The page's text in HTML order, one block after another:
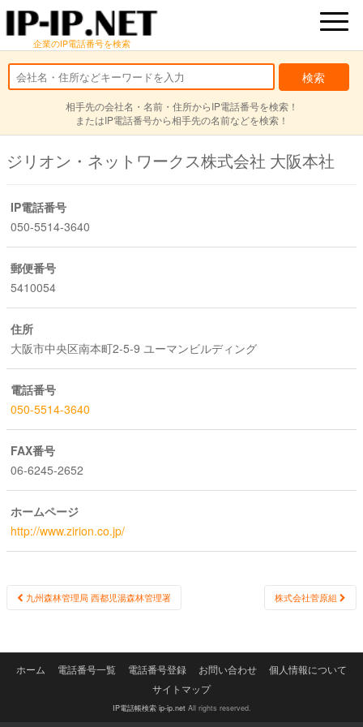
企業のIP電話番号を検索
相手先の会社名・名前・住所からIP電話番号を検索！
またはIP電話番号から相手先の名前などを検索！
ジリオン・ネットワークス株式会社 大阪本社
IP電話番号
050-5514-3640
郵便番号
5410054
住所
大阪市中央区南本町2-5-9 ユーマンビルディング
電話番号
050-5514-3640
FAX番号
06-6245-2652
ホームページ
http://www.zirion.co.jp/
Post
九州森林管理局 西都児湯森林管理署 株式会社菅原組
ホーム 電話番号一覧 電話番号登録 お問い合わせ
個人情報について
サイトマップ
IP電話帳検索 ip-ip.netAll rights reserved.